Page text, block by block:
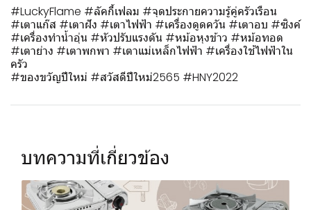
#LuckyFlame #ลัคกี้เฟลม #จุดประกายความรู้คู่ครัวเรือน
#เตาแก๊ส #เตาฝัง #เตาไฟฟ้า #เครื่องดูดควัน #เตาอบ #ซิงค์
#เครื่องทำน้ำอุ่น #หัวปรับแรงดัน #หม้อหุงข้าว #หม้อทอด
#เตาย่าง #เตาพกพา #เตาแม่เหล็กไฟฟ้า #เครื่องใช้ไฟฟ้าใน
ครัว
#ของขวัญปีใหม่ #สวัสดีปีใหม่2565 #HNY2022
บทความที่เกี่ยวข้อง